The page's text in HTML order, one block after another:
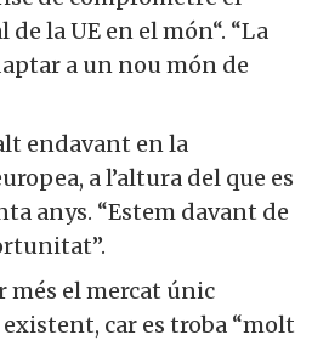
la UE en el món“. “La
a un nou món de
endavant en la
a l’altura del que es
anys. “Estem davant de
més el mercat únic
car es troba “molt